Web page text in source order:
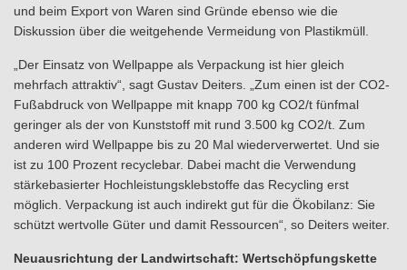
und beim Export von Waren sind Gründe ebenso wie die
Diskussion über die weitgehende Vermeidung von Plastikmüll.
„Der Einsatz von Wellpappe als Verpackung ist hier gleich
mehrfach attraktiv“, sagt Gustav Deiters. „Zum einen ist der CO2-
Fußabdruck von Wellpappe mit knapp 700 kg CO2/t fünfmal
geringer als der von Kunststoff mit rund 3.500 kg CO2/t. Zum
anderen wird Wellpappe bis zu 20 Mal wiederverwertet. Und sie
ist zu 100 Prozent recyclebar. Dabei macht die Verwendung
stärkebasierter Hochleistungsklebstoffe das Recycling erst
möglich. Verpackung ist auch indirekt gut für die Ökobilanz: Sie
schützt wertvolle Güter und damit Ressourcen“, so Deiters weiter.
Neuausrichtung der Landwirtschaft: Wertschöpfungskette